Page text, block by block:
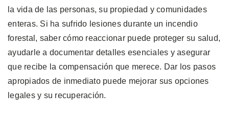
la vida de las personas, su propiedad y comunidades
enteras. Si ha sufrido lesiones durante un incendio
forestal, saber cómo reaccionar puede proteger su salud,
ayudarle a documentar detalles esenciales y asegurar
que recibe la compensación que merece. Dar los pasos
apropiados de inmediato puede mejorar sus opciones
legales y su recuperación.